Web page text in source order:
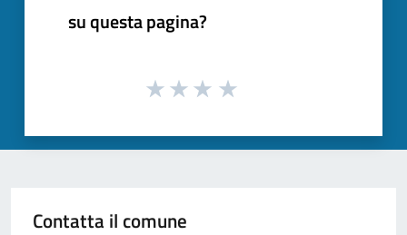
su questa pagina?
Contatta il comune